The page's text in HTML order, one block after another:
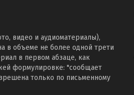
видео и аудиоматериалы),
в объеме не более одной трети
в первом абзаце, как
формулировке: "сообщает
только по письменному